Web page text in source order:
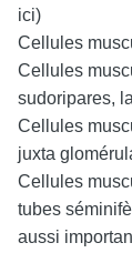
ici)
Cellules
Cellules
sudoripares,
Cellules
juxta
Cellules
tubes
aussi